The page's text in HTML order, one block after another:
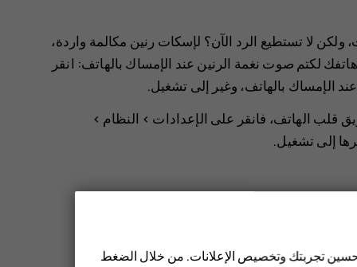
لا تستطيع الرد الآن؟ لإسكات رنين مكالمة واردة،
لكتم صوت نغمة الرنين عند الإمساك بالهاتف: انقر
الإمساك بالهاتف، وغير إلى تشغيل.
قلب الهاتف، فانقر على الإعدادات > النظام >
إلى تشغيل.
تحسين تجربتك وتخصيص الإعلانات. من خلال الضغط